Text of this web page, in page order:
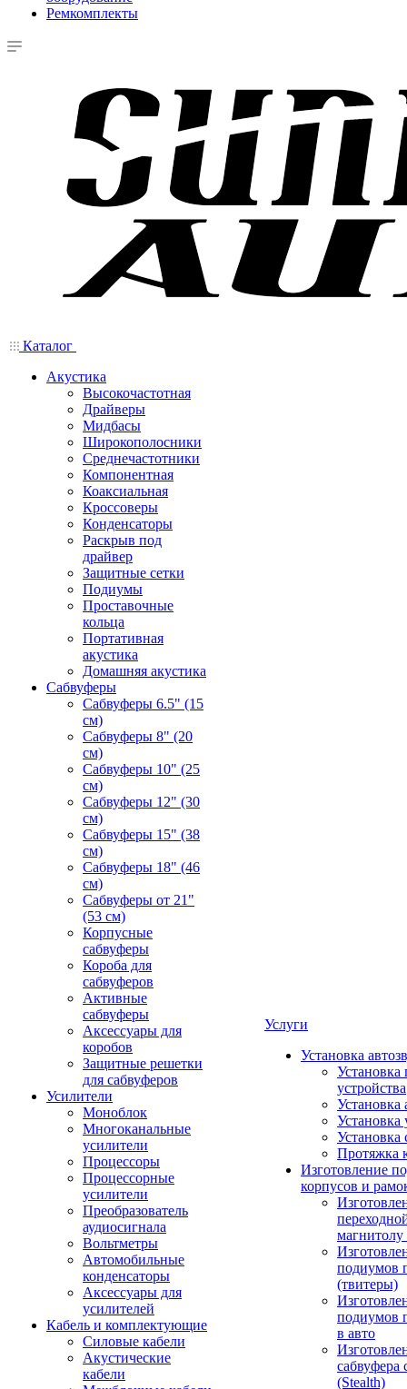
Ремкомплекты
Каталог
Акустика
Высокочастотная
Драйверы
Мидбасы
Широкополосники
Среднечастотники
Компонентная
Коаксиальная
Кроссоверы
Конденсаторы
Раскрыв под
драйвер
Защитные сетки
Подиумы
Проставочные
кольца
Портативная
акустика
Домашняя акустика
Сабвуферы
Сабвуферы 6.5" (15
см)
Сабвуферы 8" (20
см)
Сабвуферы 10" (25
см)
Сабвуферы 12" (30
см)
Сабвуферы 15" (38
см)
Сабвуферы 18" (46
см)
Сабвуферы от 21"
(53 см)
Корпусные
сабвуферы
Короба для
сабвуферов
Активные
сабвуферы
Аксессуары для
коробов
Защитные решетки
для сабвуферов
Усилители
Моноблок
Многоканальные
усилители
Процессоры
Процессорные
усилители
Преобразователь
аудиосигнала
Вольтметры
Автомобильные
конденсаторы
Аксессуары для
усилителей
Кабель и комплектующие
Силовые кабели
Акустические
кабели
Услуги
Установка
Установка
устройства
Установка
Установка
Установка
Протяжка
Изготовление
корпусов и
подиумов
(твитеры)
подиумов
в авто
сабвуфера
(Stealth)